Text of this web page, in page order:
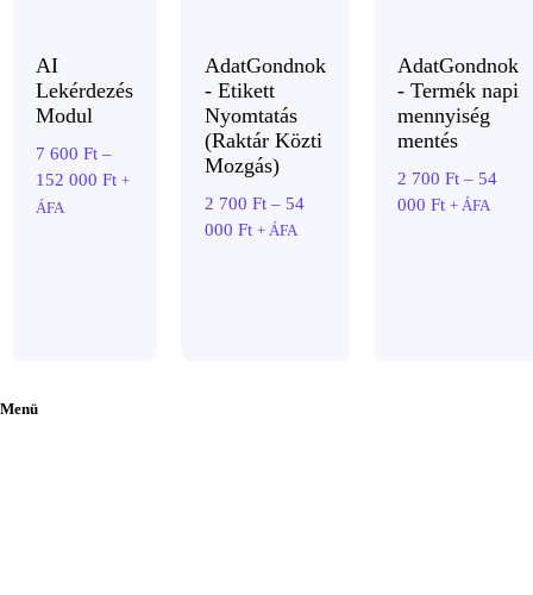
AI
Lekérdezés
Modul
7 600 Ft –
152 000 Ft Ártartomány:
+
ÁFA
AdatGondnok
- Etikett
Nyomtatás
(Raktár Közti
Mozgás)
2 700 Ft – 54
000 Ft Ártartomány:
+ ÁFA
AdatGondnok
- Termék napi
mennyiség
mentés
2 700 Ft – 54
000 Ft + ÁFA
Menü